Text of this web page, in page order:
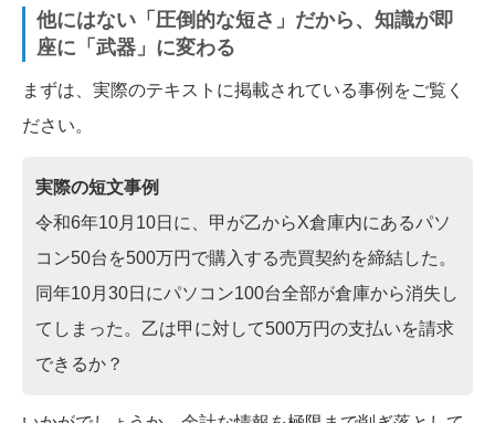
他にはない「圧倒的な短さ」だから、知識が即
座に「武器」に変わる
まずは、実際のテキストに掲載されている事例をご覧く
ださい。
実際の短文事例
令和6年10月10日に、甲が乙からX倉庫内にあるパソ
コン50台を500万円で購入する売買契約を締結した。
同年10月30日にパソコン100台全部が倉庫から消失し
てしまった。乙は甲に対して500万円の支払いを請求
できるか？